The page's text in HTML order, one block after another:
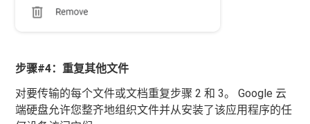
步骤#4：重复其他文件
对要传输的每个文件或文档重复步骤 2 和 3。 Google 云
端硬盘允许您整齐地组织文件并从安装了该应用程序的任